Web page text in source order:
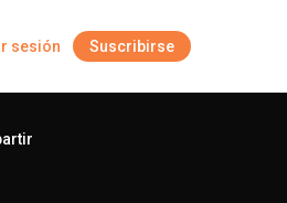
sesión Suscribirse